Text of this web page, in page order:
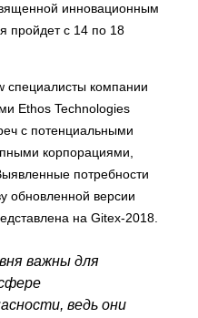
инновационным
пройдет с 14 по 18
специалисты компании
Ethos Technologies
с потенциальными
корпорациями,
потребности
обновленной версии
на Gitex-2018.
важны для
ведь они